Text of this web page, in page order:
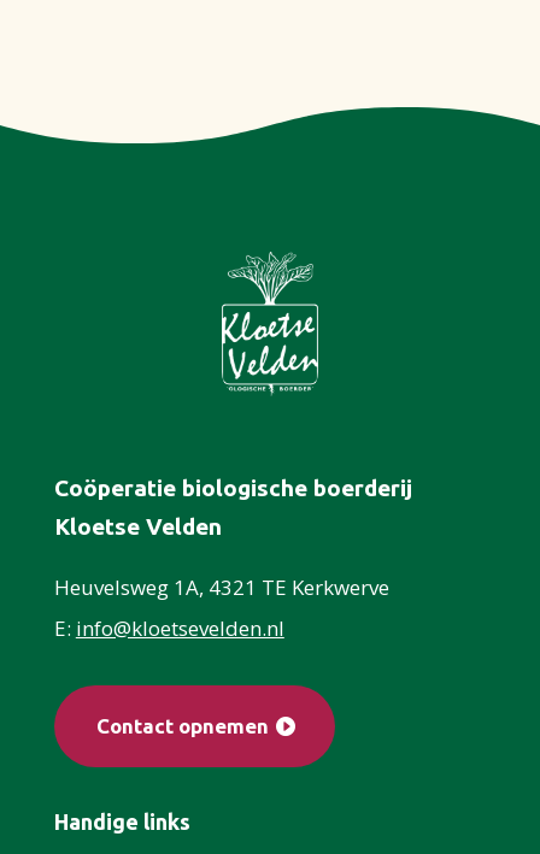
Coöperatie biologische boerderij
Kloetse Velden
Heuvelsweg 1A, 4321 TE Kerkwerve
E: info@kloetsevelden.nl
Contact opnemen
Handige links